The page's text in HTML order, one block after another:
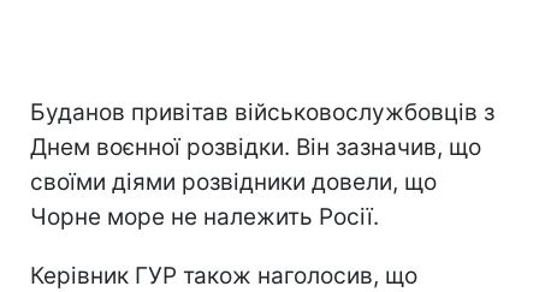
Буданов привітав військовослужбовців з
Днем воєнної розвідки. Він зазначив, що
своїми діями розвідники довели, що
Чорне море не належить Росії.
Керівник ГУР також наголосив, що